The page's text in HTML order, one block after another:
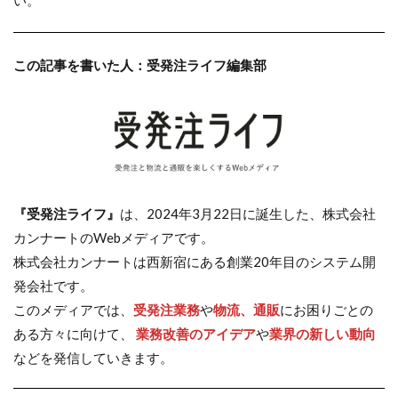
この記事を書いた人：受発注ライフ編集部
『受発注ライフ』 は、2024年3月22日に誕生した、株式会社
カンナートのWebメディアです。
株式会社カンナートは西新宿にある創業20年目のシステム開
発会社です。
このメディアでは、 受発注業務や物流、通販にお困りごとの
ある方々に向けて、 業務改善のアイデアや業界の新しい動向
などを発信していきます。